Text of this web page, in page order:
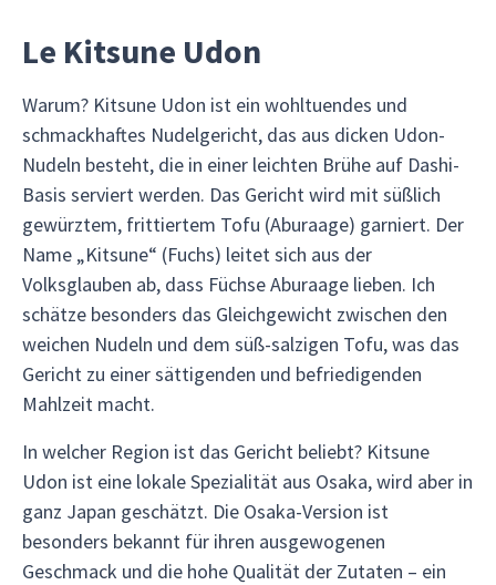
Le Kitsune Udon
Warum? Kitsune Udon ist ein wohltuendes und
schmackhaftes Nudelgericht, das aus dicken Udon-
Nudeln besteht, die in einer leichten Brühe auf Dashi-
Basis serviert werden. Das Gericht wird mit süßlich
gewürztem, frittiertem Tofu (Aburaage) garniert. Der
Name „Kitsune“ (Fuchs) leitet sich aus der
Volksglauben ab, dass Füchse Aburaage lieben. Ich
schätze besonders das Gleichgewicht zwischen den
weichen Nudeln und dem süß-salzigen Tofu, was das
Gericht zu einer sättigenden und befriedigenden
Mahlzeit macht.
In welcher Region ist das Gericht beliebt? Kitsune
Udon ist eine lokale Spezialität aus Osaka, wird aber in
ganz Japan geschätzt. Die Osaka-Version ist
besonders bekannt für ihren ausgewogenen
Geschmack und die hohe Qualität der Zutaten – ein